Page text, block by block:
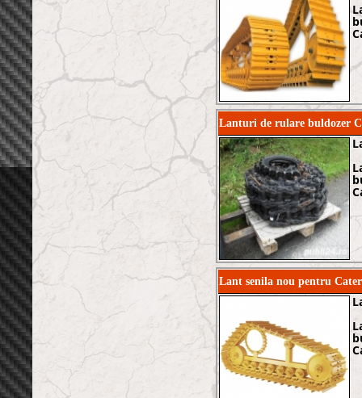
Lanturi de rulare buldozer
Lant senila nou pentru